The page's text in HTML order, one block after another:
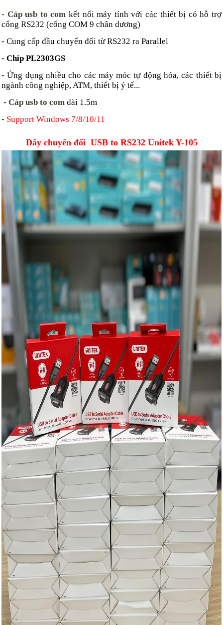
- Cáp usb to com kết nối máy tính với các thiết bị có hỗ trợ
cổng RS232 (cổng COM 9 chân dương)
- Cung cấp đầu chuyển đổi từ RS232 ra Parallel
- Chip PL2303GS
- Ứng dụng nhiều cho các máy móc tự động hóa, các thiết bị
ngành công nghiệp, ATM, thiết bị ý tế...
- Cáp usb to com dài 1.5m
- Support Windows 7/8/10/11
Dây chuyển đổi USB to RS232 Unitek Y-105